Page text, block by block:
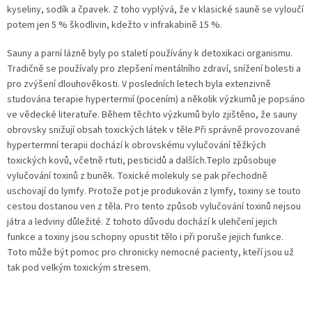
kyseliny, sodík a čpavek. Z toho vyplývá, že v klasické sauně se vyloučí
potem jen 5 % škodlivin, kdežto v infrakabině 15 %.
Sauny a parní lázně byly po staletí používány k detoxikaci organismu.
Tradičně se používaly pro zlepšení mentálního zdraví, snížení bolesti a
pro zvýšení dlouhověkosti. V posledních letech byla extenzivně
studována terapie hypertermií (pocením) a několik výzkumů je popsáno
ve vědecké literatuře. Během těchto výzkumů bylo zjištěno, že sauny
obrovsky snižují obsah toxických látek v těle.Při správně provozované
hypertermní terapii dochází k obrovskému vylučování těžkých
toxických kovů, včetně rtuti, pesticidů a dalších.Teplo způsobuje
vylučování toxinů z buněk. Toxické molekuly se pak přechodně
uschovají do lymfy. Protože pot je produkován z lymfy, toxiny se touto
cestou dostanou ven z těla. Pro tento způsob vylučování toxinů nejsou
játra a ledviny důležité. Z tohoto důvodu dochází k ulehčení jejich
funkce a toxiny jsou schopny opustit tělo i při poruše jejich funkce.
Toto může být pomoc pro chronicky nemocné pacienty, kteří jsou už
tak pod velkým toxickým stresem.